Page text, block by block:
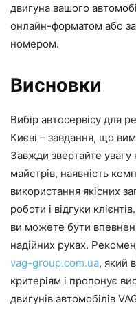
двигуна вашого
онлайн-форматом або
номером.
Висновки
Вибір автосервісу для
Києві – завдання, що
Завжди звертайте увагу
майстрів, наявність
використання якісних
роботи і відгуки
ви можете бути
надійних руках.
vag-group.com.ua, який
критеріям і пропонує
двигунів автомобілів